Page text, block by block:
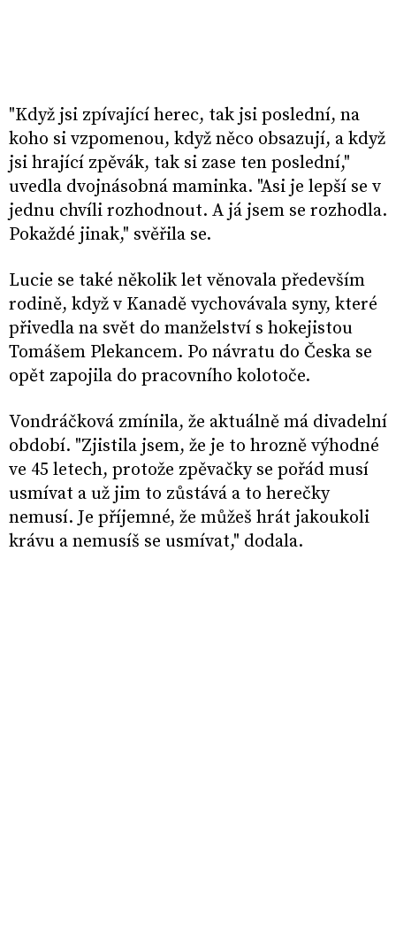
"Když jsi zpívající herec, tak jsi poslední, na
koho si vzpomenou, když něco obsazují, a když
jsi hrající zpěvák, tak si zase ten poslední,"
uvedla dvojnásobná maminka. "Asi je lepší se v
jednu chvíli rozhodnout. A já jsem se rozhodla.
Pokaždé jinak," svěřila se.
Lucie se také několik let věnovala především
rodině, když v Kanadě vychovávala syny, které
přivedla na svět do manželství s hokejistou
Tomášem Plekancem. Po návratu do Česka se
opět zapojila do pracovního kolotoče.
Vondráčková zmínila, že aktuálně má divadelní
období. "Zjistila jsem, že je to hrozně výhodné
ve 45 letech, protože zpěvačky se pořád musí
usmívat a už jim to zůstává a to herečky
nemusí. Je příjemné, že můžeš hrát jakoukoli
krávu a nemusíš se usmívat," dodala.